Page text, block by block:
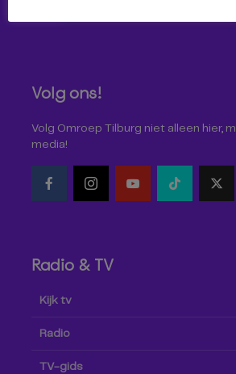
Volg ons!
Volg Omroep Tilburg niet alleen hier,
media!
Radio & TV
Kijk tv
Radio
TV-gids